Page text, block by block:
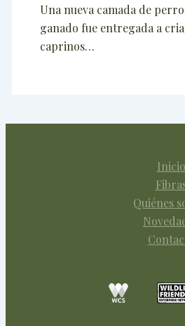
Una nueva camada de
ganado fue entregada a
caprinos…
Inicio
Quiénes